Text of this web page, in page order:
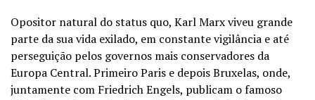
Opositor natural do status quo, Karl Marx viveu grande
parte da sua vida exilado, em constante vigilância e até
perseguição pelos governos mais conservadores da
Europa Central. Primeiro Paris e depois Bruxelas, onde,
juntamente com Friedrich Engels, publicam o famoso